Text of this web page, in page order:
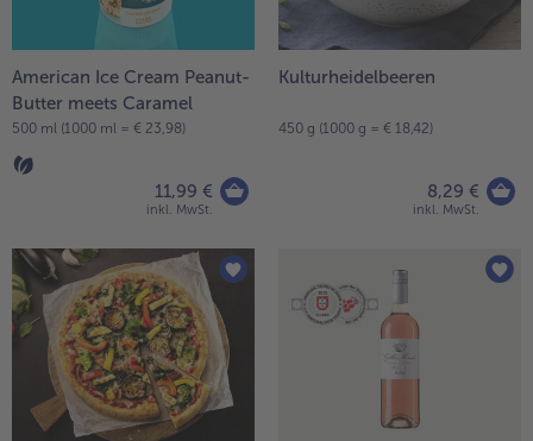
American Ice Cream Peanut-
Butter meets Caramel
500 ml (1000 ml = € 23,98)
11,99 €
inkl. MwSt.
Kulturheidelbeeren
450 g (1000 g = € 18,42)
8,29 €
inkl. MwSt.